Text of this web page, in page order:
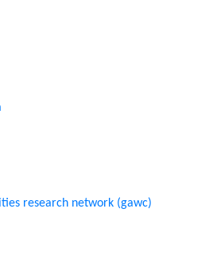
research network (gawc)